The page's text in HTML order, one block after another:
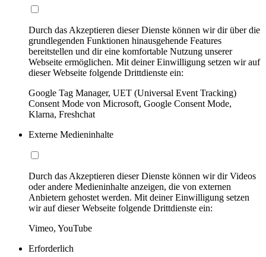
Durch das Akzeptieren dieser Dienste können wir dir über die
grundlegenden Funktionen hinausgehende Features
bereitstellen und dir eine komfortable Nutzung unserer
Webseite ermöglichen. Mit deiner Einwilligung setzen wir auf
dieser Webseite folgende Drittdienste ein:
Google Tag Manager, UET (Universal Event Tracking)
Consent Mode von Microsoft, Google Consent Mode,
Klarna, Freshchat
Externe Medieninhalte
Durch das Akzeptieren dieser Dienste können wir dir Videos
oder andere Medieninhalte anzeigen, die von externen
Anbietern gehostet werden. Mit deiner Einwilligung setzen
wir auf dieser Webseite folgende Drittdienste ein:
Vimeo, YouTube
Erforderlich